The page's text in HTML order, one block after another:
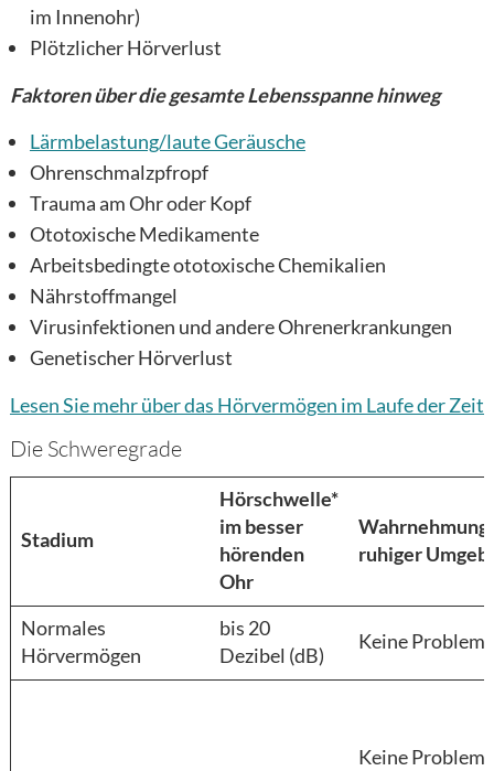
im Innenohr)
Plötzlicher Hörverlust
Faktoren über die gesamte Lebensspanne hinweg
Lärmbelastung/laute Geräusche
Ohrenschmalzpfropf
Trauma am Ohr oder Kopf
Ototoxische Medikamente
Arbeitsbedingte ototoxische Chemikalien
Nährstoffmangel
Virusinfektionen und andere Ohrenerkrankungen
Genetischer Hörverlust
Lesen Sie mehr überdas Hörvermögen im Laufe der Zeit
Die Schweregrade
Stadium
Hörschwelle*
im besser
hörenden
Ohr
Wahrnehmung
ruhiger
Normales
Hörvermögen
bis 20
Dezibel (dB)
Keine Probleme
Keine